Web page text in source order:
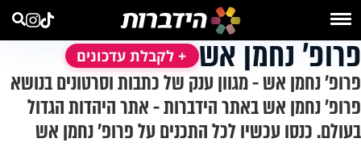
פרופ' נחמן אש + לקבלת עדכונים
פרופ' נחמן אש - מגוון ענק של כתבות וסרטונים בנושא
פרופ' נחמן אש באתר הידברות - אתר היהדות הגדול
בעולם. כנסו עכשיו לכל התכנים על פרופ' נחמן אש